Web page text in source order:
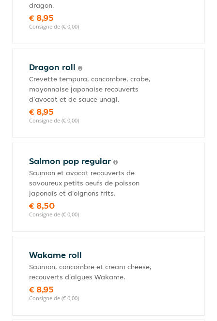
dragon.
€ 8,95
Consigne de (€ 0,00)
Dragon roll
Crevette tempura, concombre, crabe,
mayonnaise japonaise recouverts
d'avocat et de sauce unagi.
€ 8,95
Consigne de (€ 0,00)
Salmon pop regular
Saumon et avocat recouverts de
savoureux petits oeufs de poisson
japonais et d'oignons frits.
€ 8,50
Consigne de (€ 0,00)
Wakame roll
Saumon, concombre et cream cheese,
recouverts d'algues Wakame.
€ 8,95
Consigne de (€ 0,00)